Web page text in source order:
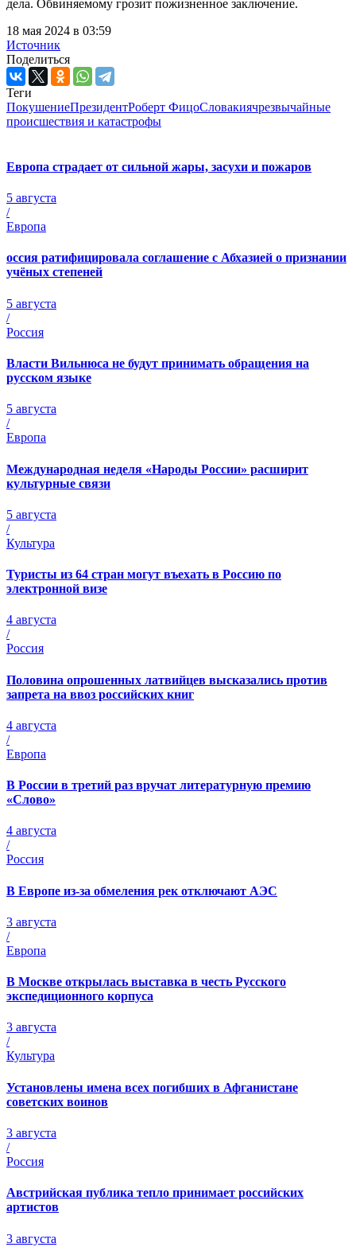
дела. Обвиняемому грозит пожизненное заключение.
18 мая 2024 в 03:59
Источник
Поделиться
Теги
ПокушениеПрезидентРоберт ФицоСловакиячрезвычайные
происшествия и катастрофы
Европа страдает от сильной жары, засухи и пожаров
5 августа
/
Европа
оссия ратифицировала соглашение с Абхазией о признании
учёных степеней
5 августа
/
Россия
Власти Вильнюса не будут принимать обращения на
русском языке
5 августа
/
Европа
Международная неделя «Народы России» расширит
культурные связи
5 августа
/
Культура
Туристы из 64 стран могут въехать в Россию по
электронной визе
4 августа
/
Россия
Половина опрошенных латвийцев высказались против
запрета на ввоз российских книг
4 августа
/
Европа
В России в третий раз вручат литературную премию
«Слово»
4 августа
/
Россия
В Европе из-за обмеления рек отключают АЭС
3 августа
/
Европа
В Москве открылась выставка в честь Русского
экспедиционного корпуса
3 августа
/
Культура
Установлены имена всех погибших в Афганистане
советских воинов
3 августа
/
Россия
Австрийская публика тепло принимает российских
артистов
3 августа